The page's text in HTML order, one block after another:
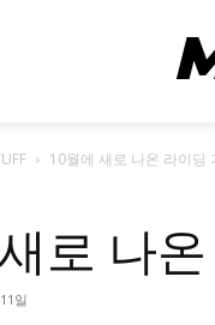
10월에 새로 나온 라이딩
로 나
일